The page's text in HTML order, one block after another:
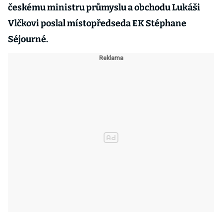
českému ministru průmyslu a obchodu Lukáši
Vlčkovi poslal místopředseda EK Stéphane
Séjourné.